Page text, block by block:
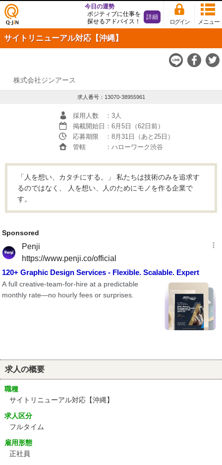
仕事
探し
の求
Q-JiN
メニュー
ログイン
今日の運勢
ポジティブに仕事を
探せるアドバイス！
詳細
サイトリニューアル対応【沖縄】
株式会社ジンアース
求人番号：13070-38955961
採用人数
：3人
掲載開始日 ：6月5日（62日前）
応募期限
：8月31日（あと25日）
管轄
：ハローワーク渋谷
「人を想い、カタチにする。」 私たちは技術のみを追求す
るのではなく、 人を想い、人のためにモノを作る企業で
す。
求人の概要
職種
サイトリニューアル対応【沖縄】
求人区分
フルタイム
雇用形態
正社員